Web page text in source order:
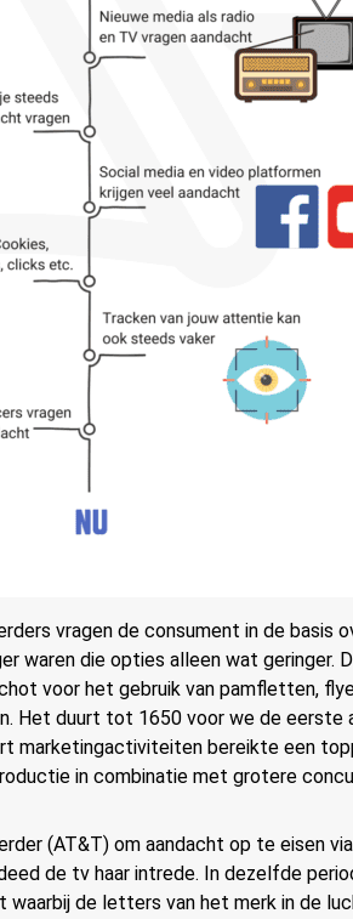
vragen de consument in de basis
waren die opties alleen wat geringer.
voor het gebruik van pamfletten,
Het duurt tot 1650 voor we de eerste
marketingactiviteiten bereikte een
in combinatie met grotere
(AT&T) om aandacht op te eisen
de tv haar intrede. In dezelfde
de letters van het merk in de